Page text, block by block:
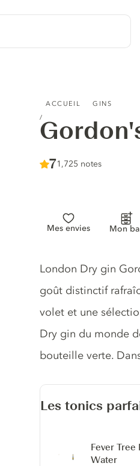
ACCUEIL GINS
Score :
7/ 10
1,725 notes
Mes envies Mon
Description du gin
London Dry gin
goût distinctif
volet et une
Dry gin du monde
bouteille verte.
Les tonics
Fever Tree
Water